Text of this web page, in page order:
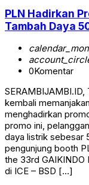
PLN Hadirkan
Tambah Daya
0Komentar
kembali
menghadirkan
promo ini,
daya listrik sebesar
pengunjung booth
the 33rd GAIKINDO
di ICE – BSD […]